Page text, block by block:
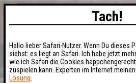
Tach!
Hallo lieber Safari-Nutzer. Wenn Du dieses
siehst: es liegt an Safari. Ich habe jetzt
wie ich Safari die Cookies
zuspielen kann. Experten im Internet
Lösung